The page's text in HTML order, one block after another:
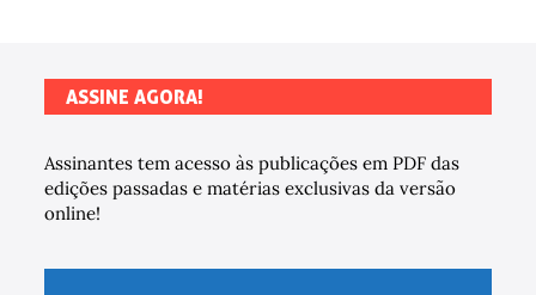
ASSINE AGORA!
Assinantes tem acesso às publicações em PDF das
edições passadas e matérias exclusivas da versão
online!